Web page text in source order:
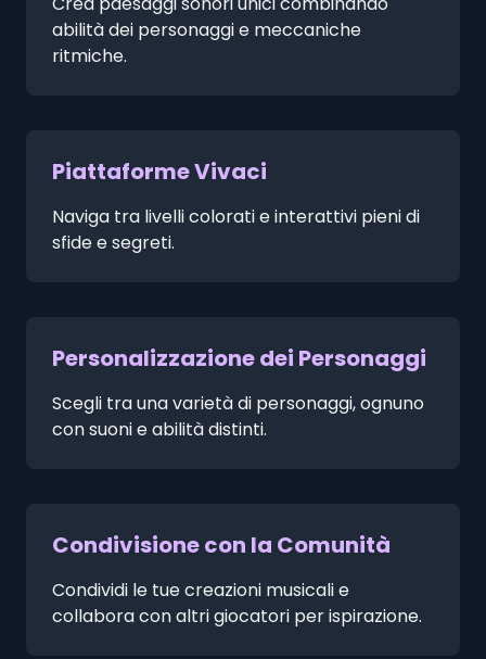
abilità dei personaggi e meccaniche
ritmiche.
Piattaforme Vivaci
Naviga tra livelli colorati e interattivi pieni di
sfide e segreti.
Personalizzazione dei Personaggi
Scegli tra una varietà di personaggi, ognuno
con suoni e abilità distinti.
Condivisione con la Comunità
Condividi le tue creazioni musicali e
collabora con altri giocatori per ispirazione.